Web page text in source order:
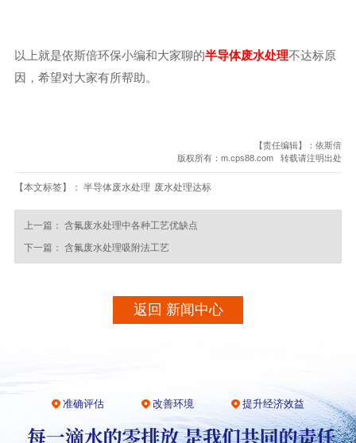
以上就是依斯倍环保小编和大家聊的半导体废水处理不达标原
因，希望对大家有所帮助。
【责任编辑】：依斯倍
版权所有：m.cps88.com 转载请注明出处
【本文标签】： 半导体废水处理 废水处理达标
上一篇： 含氟废水处理中各种工艺优缺点
下一篇： 含氟废水处理吸附法工艺
返回 新闻中心
准确评估 改善环境 提升经济效益